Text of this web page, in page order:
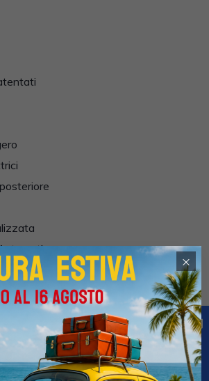
(TSC - ASR)
fari
×